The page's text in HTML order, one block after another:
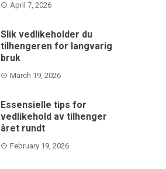
April 7, 2026
Slik vedlikeholder du
tilhengeren for langvarig
bruk
March 19, 2026
Essensielle tips for
vedlikehold av tilhenger
året rundt
February 19, 2026